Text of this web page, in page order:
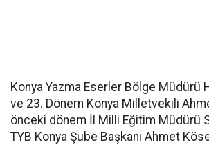
Konya Yazma Eserler Bölge Müdürü
ve 23. Dönem Konya Milletvekili
önceki dönem İl Milli Eğitim Müdürü
TYB Konya Şube Başkanı Ahmet